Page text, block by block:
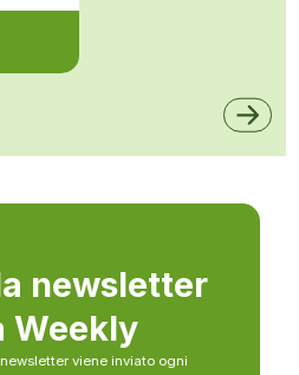
newsletter
Weekly
viene inviato ogni